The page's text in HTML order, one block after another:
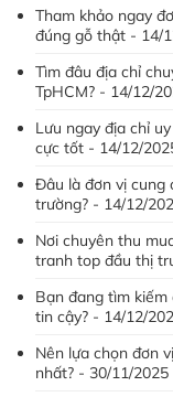
Tham khảo ngay
đúng gỗ thật - 14/
Tìm đâu địa chỉ
TpHCM? - 14/12/
Lưu ngay địa chỉ
cực tốt - 14/12/
Đâu là đơn vị cung
trường? - 14/12/
Nơi chuyên thu
tranh top đầu thị
Bạn đang tìm
tin cậy? - 14/12/
Nên lựa chọn đơn
nhất? - 30/11/2025